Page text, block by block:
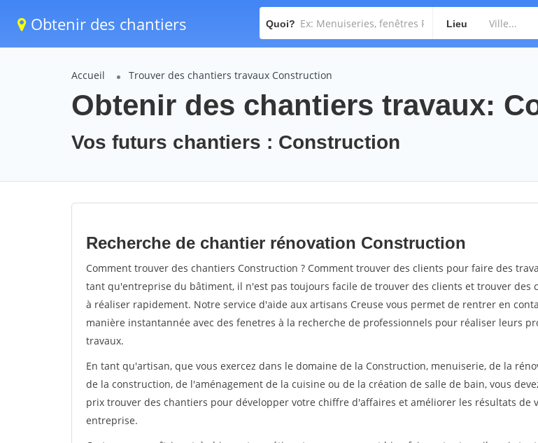
Obtenir des chantiers Quoi? Lieu
Accueil Trouver des chantiers travaux Construction
Obtenir des chantiers travaux:
Vos futurs chantiers : Construction
Recherche de chantier rénovation Construction
Comment trouver des chantiers Construction ? Comment trouver des clients pour faire des
tant qu'entreprise du bâtiment, il n'est pas toujours facile de trouver des clients et trouver des
à réaliser rapidement. Notre service d'aide aux artisans Creuse vous permet de rentrer en
manière instantannée avec des fenetres à la recherche de professionnels pour réaliser leurs
travaux.
En tant qu'artisan, que vous exercez dans le domaine de la Construction, menuiserie, de la
de la construction, de l'aménagement de la cuisine ou de la création de salle de bain, vous
prix trouver des chantiers pour développer votre chiffre d'affaires et améliorer les résultats de
entreprise.